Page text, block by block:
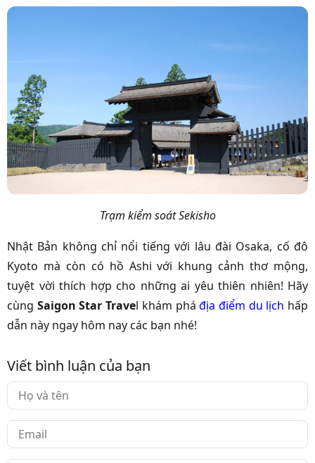
Trạm kiểm soát Sekisho
Nhật Bản không chỉ nổi tiếng với lâu đài Osaka, cố đô
Kyoto mà còn có hồ Ashi với khung cảnh thơ mộng,
tuyệt vời thích hợp cho những ai yêu thiên nhiên! Hãy
cùng Saigon Star Travel khám pháđịa điểm du lịch hấp
dẫn này ngay hôm nay các bạn nhé!
Viết bình luận của bạn